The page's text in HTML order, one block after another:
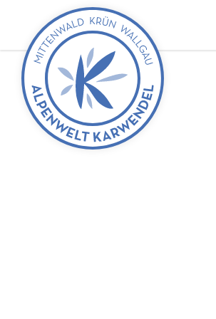
zurück
zur
Startseite